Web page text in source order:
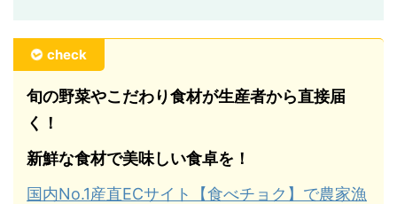
check
旬の野菜やこだわり食材が生産者から直接届
く！
新鮮な食材で美味しい食卓を！
国内No.1産直ECサイト【食べチョク】で農家漁